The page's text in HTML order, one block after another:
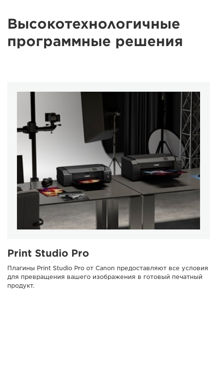
Высокотехнологичные
программные решения
Print Studio Pro
Плагины Print Studio Pro от Canon предоставляют все условия
для превращения вашего изображения в готовый печатный
продукт.